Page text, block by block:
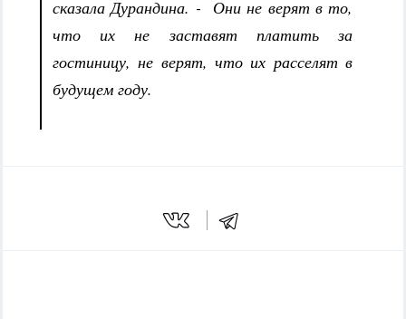
сказала Дурандина. - Они не верят в то,
что их не заставят платить за
гостиницу, не верят, что их расселят в
будущем году.